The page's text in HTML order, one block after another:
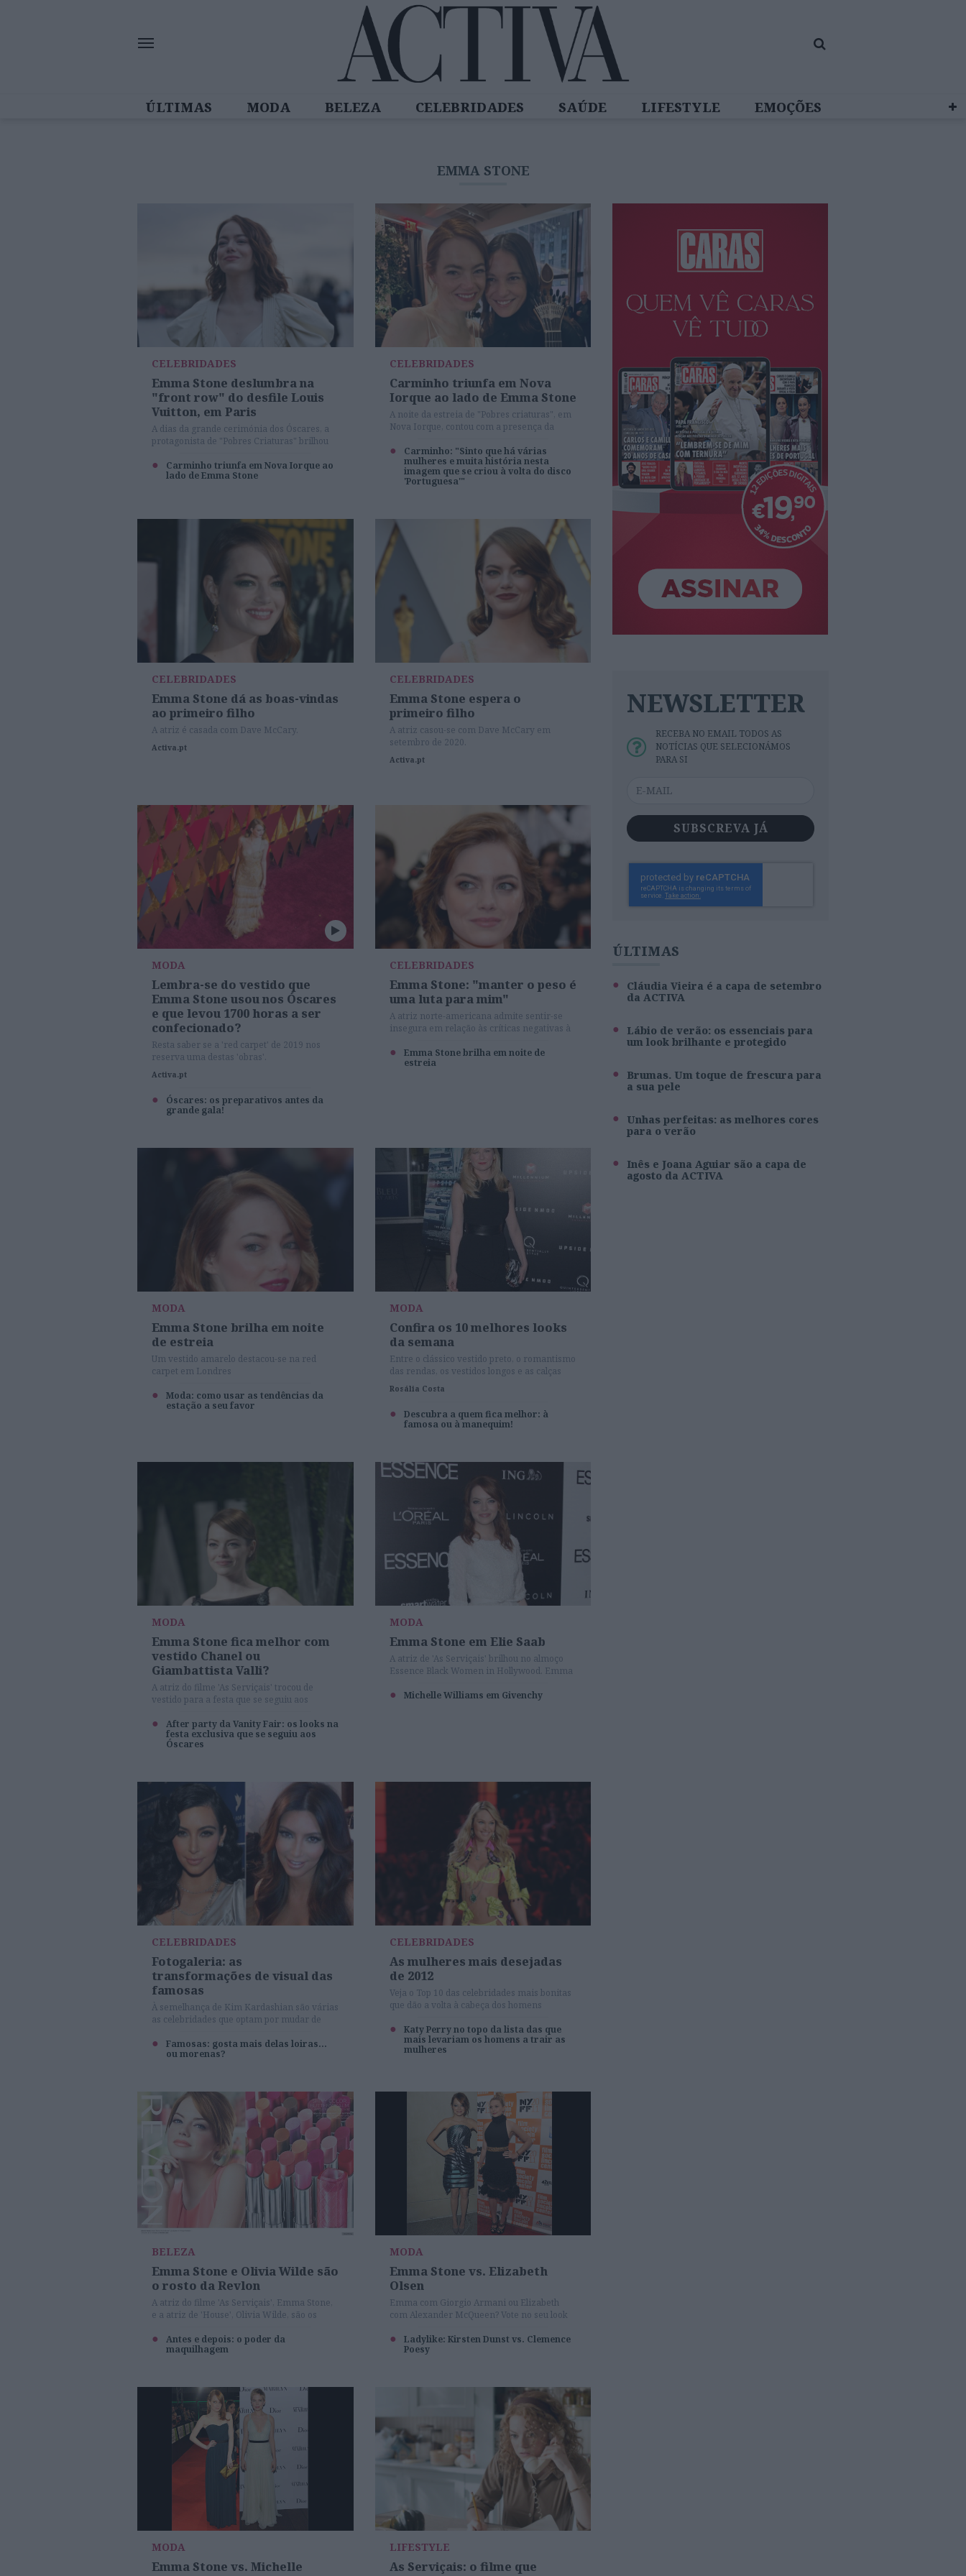
ÚLTIMAS MODA BELEZA CELEBRIDADES SAÚDE LIFESTYLE
EMOÇÕES
EMMA STONE
CELEBRIDADES
Emma Stone deslumbra na
"front row" do desfile Louis
Vuitton, em Paris
A dias da grande cerimónia dos Óscares, a
protagonista de "Pobres Criaturas" brilhou
Carminho triunfa em Nova Iorque ao
lado de Emma Stone
CELEBRIDADES
Carminho triunfa em Nova
Iorque ao lado de Emma Stone
A noite da estreia de "Pobres criaturas", em
Nova Iorque, contou com a presença da
internacionais.
Carminho: "Sinto que há várias
mulheres e muita história nesta
imagem que se criou à volta do disco
'Portuguesa'"
CELEBRIDADES
Emma Stone dá as boas-vindas
ao primeiro filho
A atriz é casada com Dave McCary.
Activa.pt
CELEBRIDADES
Emma Stone espera o
primeiro filho
A atriz casou-se com Dave McCary em
setembro de 2020.
Activa.pt
MODA
Lembra-se do vestido que
Emma Stone usou nos Óscares
e que levou 1700 horas a ser
confecionado?
Resta saber se a 'red carpet' de 2019 nos
reserva uma destas 'obras'.
Activa.pt
Óscares: os preparativos antes da
grande gala!
CELEBRIDADES
Emma Stone: "manter o peso é
uma luta para mim"
A atriz norte-americana admite sentir-se
insegura em relação às críticas negativas à
Emma Stone brilha em noite de
estreia
MODA
Emma Stone brilha em noite
de estreia
Um vestido amarelo destacou-se na red
carpet em Londres
Moda: como usar as tendências da
estação a seu favor
MODA
Confira os 10 melhores looks
da semana
Entre o clássico vestido preto, o romantismo
das rendas, os vestidos longos e as calças
estampadas, são muitas as tendências
usadas pelas celebridades. Esteja atenta às
escolhas da ACTIVA e inspire-se!
Rosália Costa
Descubra a quem fica melhor: à
famosa ou à manequim!
MODA
Emma Stone fica melhor com
vestido Chanel ou
Giambattista Valli?
A atriz do filme 'As Serviçais' trocou de
vestido para a festa que se seguiu aos
After party da Vanity Fair: os looks na
festa exclusiva que se seguiu aos
Óscares
MODA
Emma Stone em Elie Saab
A atriz de 'As Serviçais' brilhou no almoço
Essence Black Women in Hollywood. Emma
Costura, que conjugou com uma mala
Michelle Williams em Givenchy
CELEBRIDADES
Fotogaleria: as
transformações de visual das
famosas
À semelhança de Kim Kardashian são várias
as celebridades que optam por mudar de
pior... Veja-as aqui!
Famosas: gosta mais delas loiras...
ou morenas?
CELEBRIDADES
As mulheres mais desejadas
de 2012
Veja o Top 10 das celebridades mais bonitas
que dão a volta à cabeça dos homens
Katy Perry no topo da lista das que
mais levariam os homens a trair as
mulheres
BELEZA
Emma Stone e Olivia Wilde são
o rosto da Revlon
A atriz do filme 'As Serviçais', Emma Stone,
e a atriz de 'House', Olivia Wilde, são os
Antes e depois: o poder da
maquilhagem
MODA
Emma Stone vs. Elizabeth
Olsen
Emma com Giorgio Armani ou Elizabeth
com Alexander McQueen? Vote no seu look
Ladylike: Kirsten Dunst vs. Clemence
Poesy
MODA
Emma Stone vs. Michelle
LIFESTYLE
As Serviçais: o filme que
NEWSLETTER
RECEBA NO EMAIL TODOS AS
NOTÍCIAS QUE SELECIONÁMOS
PARA SI
SUBSCREVA JÁ
ÚLTIMAS
Cláudia Vieira é a capa de setembro
da ACTIVA
Lábio de verão: os essenciais para
um look brilhante e protegido
Brumas. Um toque de frescura para
a sua pele
Unhas perfeitas: as melhores cores
para o verão
Inês e Joana Aguiar são a capa de
agosto da ACTIVA